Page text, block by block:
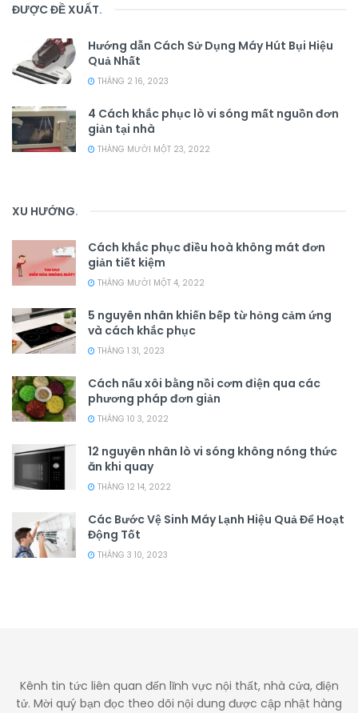
ĐƯỢC ĐỀ XUẤT.
Hướng dẫn Cách Sử Dụng Máy Hút Bụi Hiệu
Quả Nhất
THÁNG 2 16, 2023
4 Cách khắc phục lò vi sóng mất nguồn đơn
giản tại nhà
THÁNG MƯỜI MỘT 23, 2022
XU HƯỚNG.
Cách khắc phục điều hoà không mát đơn
giản tiết kiệm
THÁNG MƯỜI MỘT 4, 2022
5 nguyên nhân khiến bếp từ hỏng cảm ứng
và cách khắc phục
THÁNG 1 31, 2023
Cách nấu xôi bằng nồi cơm điện qua các
phương pháp đơn giản
THÁNG 10 3, 2022
12 nguyên nhân lò vi sóng không nóng thức
ăn khi quay
THÁNG 12 14, 2022
Các Bước Vệ Sinh Máy Lạnh Hiệu Quả Để Hoạt
Động Tốt
THÁNG 3 10, 2023
Kênh tin tức liên quan đến lĩnh vực nội thất, nhà cửa, điện
tử. Mời quý bạn đọc theo dõi nội dung được cập nhật hàng